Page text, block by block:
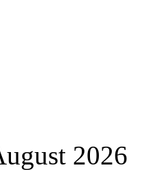
2026